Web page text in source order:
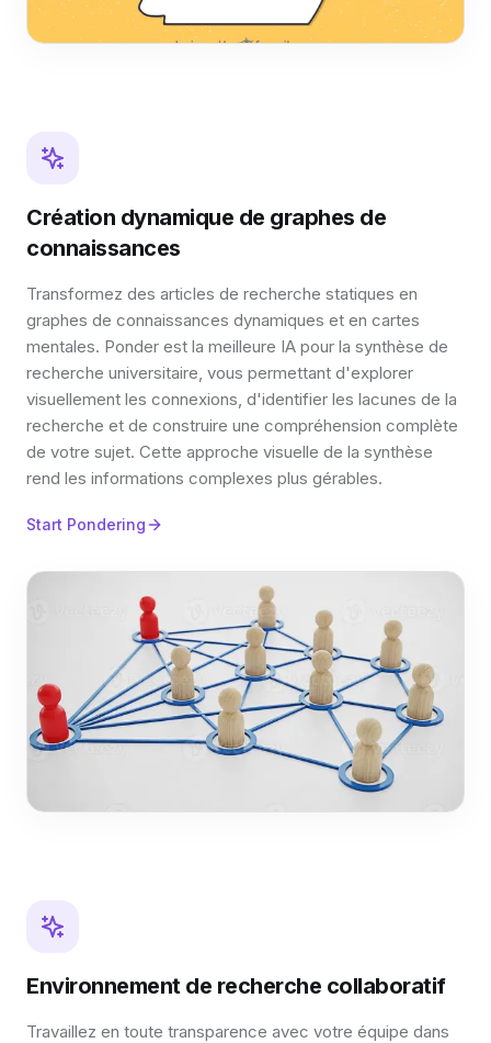
Création dynamique de graphes de
connaissances
Transformez des articles de recherche statiques en
graphes de connaissances dynamiques et en cartes
mentales. Ponder est la meilleure IA pour la synthèse de
recherche universitaire, vous permettant d'explorer
visuellement les connexions, d'identifier les lacunes de la
recherche et de construire une compréhension complète
de votre sujet. Cette approche visuelle de la synthèse
rend les informations complexes plus gérables.
Start Pondering
Environnement de recherche collaboratif
Travaillez en toute transparence avec votre équipe dans